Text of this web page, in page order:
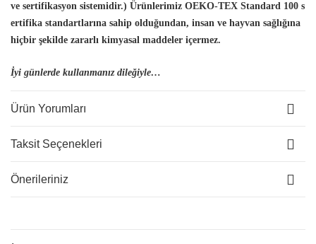
ve sertifikasyon sistemidir.) Ürünlerimiz OEKO-TEX Standard 100 s
ertifika standartlarına sahip olduğundan, insan ve hayvan sağlığına
hiçbir şekilde zararlı kimyasal maddeler içermez.
İyi günlerde kullanmanız dileğiyle…
Ürün Yorumları
Taksit Seçenekleri
Önerileriniz